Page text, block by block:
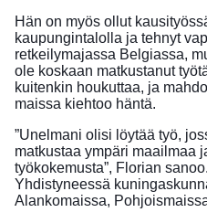
Hän on myös ollut
kaupungintalolla ja tehnyt
retkeilymajassa Belgiassa,
ole koskaan matkustanut
kuitenkin houkuttaa, ja
maissa kiehtoo häntä.
”Unelmani olisi löytää työ,
matkustaa ympäri maailmaa
työkokemusta”, Florian
Yhdistyneessä
Alankomaissa,